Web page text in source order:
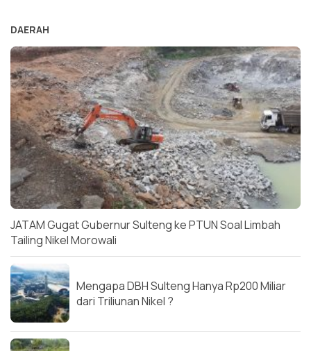
DAERAH
JATAM Gugat Gubernur Sulteng ke PTUN Soal Limbah
Tailing Nikel Morowali
Mengapa DBH Sulteng Hanya Rp200 Miliar
dari Triliunan Nikel ?